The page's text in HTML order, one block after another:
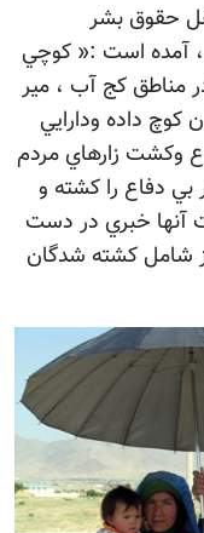
حقوق بشر
، آمده است :« كوچي
از 17 راستا را در مناطق كج آب ، مير
كوچ داده ودارايي
وكشت زارهاي مردم
را بكلي تخريب كرده و 8 نفر بي دفاع را كشته و
آنها خبري در دست
كشته شدگان